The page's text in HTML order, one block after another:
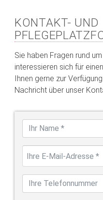
KONTAKT- UND
Sie haben Fragen rund
interessieren sich für
Ihnen gerne zur
Nachricht über unser